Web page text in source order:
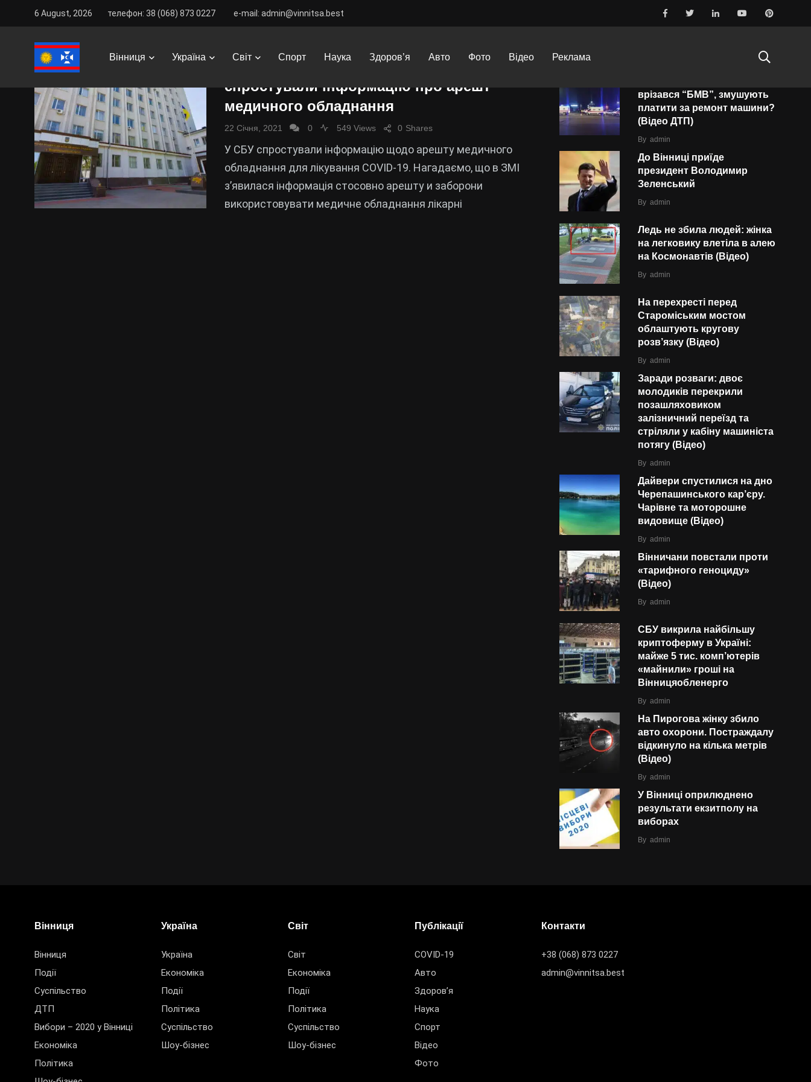
6 August, 2026 телефон: 38 (068) 873 0227 e-mail: admin@vinnitsa.best
Вінниця Україна Світ Спорт Наука Здоров’я Авто Фото Відео Реклама
медичних закладах м.Вінниці”: в СБУ
спростували інформацію про арешт
медичного обладнання
22 Січня, 2021 0 549 Views Shares
0
У СБУ спростували інформацію щодо арешту медичного
обладнання для лікування COVID-19. Нагадаємо, що в ЗМІ
з’явилася інформація стосовно арешту и заборони
використовувати медичне обладнання лікарні
врізався “БMВ”, змушують
платити за ремонт машини?
(Відео ДТП)
By admin
До Вінниці приїде
президент Володимир
Зеленський
By admin
Ледь не збила людей: жінка
на легковику влетіла в алею
на Космонавтів (Відео)
By admin
На перехресті перед
Староміським мостом
облаштують кругову
розв’язку (Відео)
By admin
Заради розваги: двоє
молодиків перекрили
позашляховиком
залізничний переїзд та
стріляли у кабіну машиніста
потягу (Відео)
By admin
Дайвери спустилися на дно
Черепашинського кар’єру.
Чарівне та моторошне
видовище (Відео)
By admin
Вінничани повстали проти
«тарифного геноциду»
(Відео)
By admin
СБУ викрила найбільшу
криптоферму в Україні:
майже 5 тис. комп’ютерів
«майнили» гроші на
Вінницяобленерго
By admin
На Пирогова жінку збило
авто охорони. Постраждалу
відкинуло на кілька метрів
(Відео)
By admin
У Вінниці оприлюднено
результати екзитполу на
виборах
By admin
Вінниця
Вінниця
Події
Суспільство
ДТП
Вибори – 2020 у Вінниці
Економіка
Політика
Україна
Україна
Економіка
Події
Політика
Суспільство
Шоу-бізнес
Світ
Світ
Економіка
Події
Політика
Суспільство
Шоу-бізнес
Публікації
COVID-19
Авто
Здоров’я
Наука
Спорт
Відео
Фото
Контакти
+38 (068) 873 0227
admin@vinnitsa.best